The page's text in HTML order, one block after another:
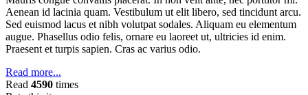
Aenean id lacinia quam. Vestibulum ut elit libero, sed tincidunt arcu.
Sed euismod lacus et nibh volutpat sodales. Aliquam eu elementum
augue. Phasellus odio felis, ornare eu laoreet ut, ultricies id enim.
Praesent et turpis sapien. Cras ac varius odio.
Read more...
Read 4590 times